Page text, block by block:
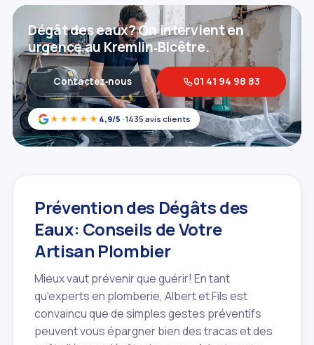
★★★★★ 4,9/5 · 1435 avis clients
Dégât des eaux? On intervient en
urgence au Kremlin‑Bicêtre.
Contactez‑nous 01 41 94 98 83
Prévention des Dégâts des
Eaux: Conseils de Votre
Artisan Plombier
Mieux vaut prévenir que guérir! En tant
qu'experts en plomberie, Albert et Fils est
convaincu que de simples gestes préventifs
peuvent vous épargner bien des tracas et des